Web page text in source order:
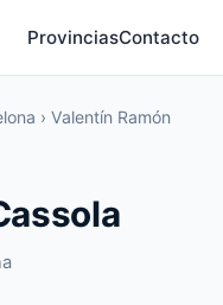
ProvinciasContacto
› Valentín Ramón